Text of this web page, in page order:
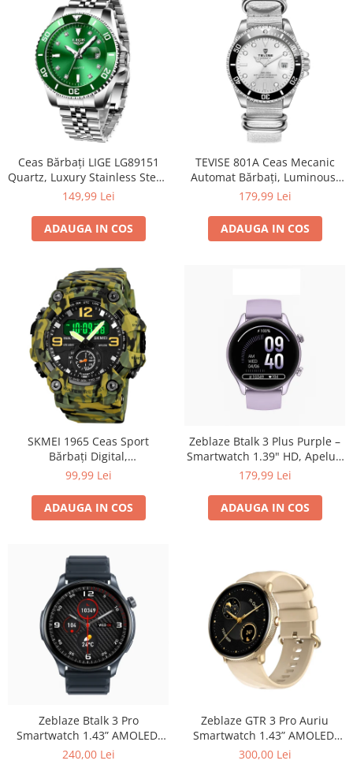
Ceas Bărbați LIGE LG89151
Quartz, Luxury Stainless Steel,
Waterproof 3ATM, Luminous,
149,99 Lei
ADAUGA IN COS
TEVISE 801A Ceas Mecanic
Automat Bărbați, Luminous,
Calendar Complet,
179,99 Lei
ADAUGA IN COS
SKMEI 1965 Ceas Sport
Bărbați Digital,
Multifuncțional, 5ATM
Cronometru, Lumină LED,
Calendar
99,99 Lei
ADAUGA IN COS
Zeblaze Btalk 3 Plus Purple –
Smartwatch 1.39" HD, Apeluri
Bluetooth, HR, SpO₂, Fitness,
179,99 Lei
ADAUGA IN COS
Zeblaze Btalk 3 Pro
Smartwatch 1.43” AMOLED,
Apeluri Bluetooth, IP68, HR,
240,00 Lei
Zeblaze GTR 3 Pro Auriu
Smartwatch 1.43” AMOLED,
Oțel Inoxidabil, Apeluri
300,00 Lei